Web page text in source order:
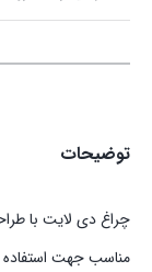
توضیحات
چراغ دی لایت با
مناسب جهت استفاده